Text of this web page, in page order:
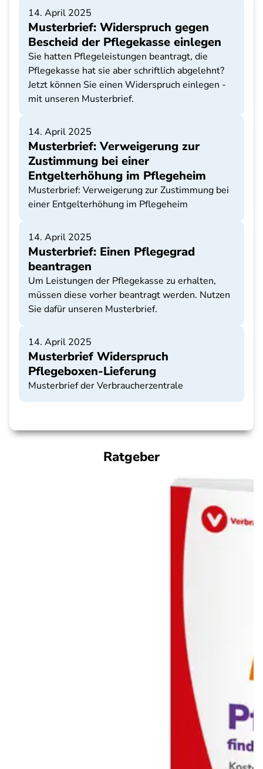
14. April 2025
Musterbrief: Widerspruch gegen
Bescheid der Pflegekasse einlegen
Sie hatten Pflegeleistungen beantragt, die
Pflegekasse hat sie aber schriftlich abgelehnt?
Jetzt können Sie einen Widerspruch einlegen -
mit unseren Musterbrief.
14. April 2025
Musterbrief: Verweigerung zur
Zustimmung bei einer
Entgelterhöhung im Pflegeheim
Musterbrief: Verweigerung zur Zustimmung bei
einer Entgelterhöhung im Pflegeheim
14. April 2025
Musterbrief: Einen Pflegegrad
beantragen
Um Leistungen der Pflegekasse zu erhalten,
müssen diese vorher beantragt werden. Nutzen
Sie dafür unseren Musterbrief.
14. April 2025
Musterbrief Widerspruch
Pflegeboxen-Lieferung
Musterbrief der Verbraucherzentrale
Ratgeber